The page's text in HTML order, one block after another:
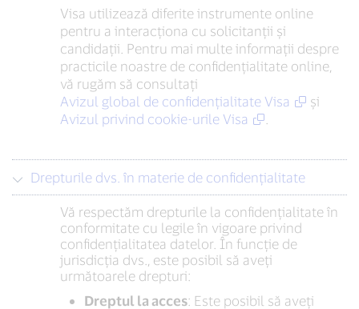
Visa utilizează diferite instrumente online
pentru a interacționa cu solicitanții și
candidații. Pentru mai multe informații despre
practicile noastre de confidențialitate online,
vă rugăm să consultați
Avizul global de confidențialitate Visa
și
Avizul privind cookie-urile Visa
Drepturile dvs. în materie de confidențialitate
Vă respectăm drepturile la confidențialitate în
conformitate cu legile în vigoare privind
confidențialitatea datelor. În funcție de
jurisdicția dvs., este posibil să aveți
următoarele drepturi:
Dreptul la acces: Este posibil să aveți